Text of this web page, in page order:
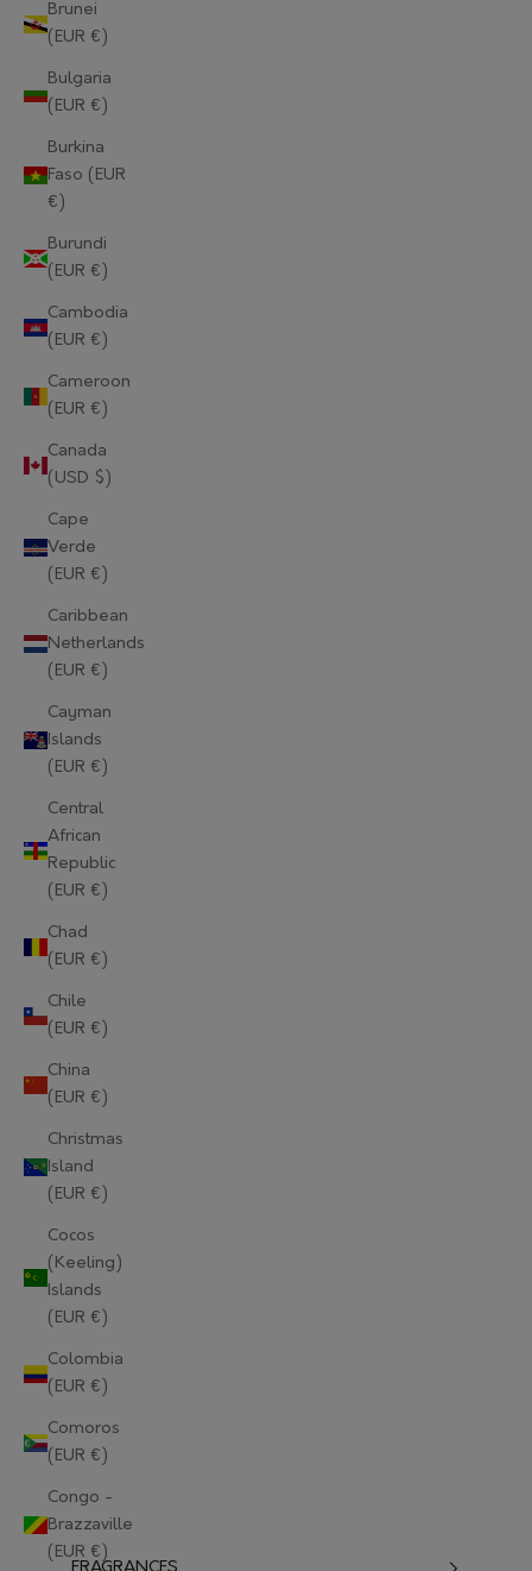
Brunei
(EUR €)
Bulgaria
(EUR €)
Burkina
Faso (EUR
€)
Burundi
(EUR €)
Cambodia
(EUR €)
Cameroon
(EUR €)
Canada
(USD $)
Cape
Verde
(EUR €)
Caribbean
Netherlands
(EUR €)
Cayman
Islands
(EUR €)
Central
African
Republic
(EUR €)
Chad
(EUR €)
Chile
(EUR €)
China
(EUR €)
Christmas
Island
(EUR €)
Cocos
(Keeling)
Islands
(EUR €)
Colombia
(EUR €)
Comoros
(EUR €)
Congo -
Brazzaville
(EUR €)